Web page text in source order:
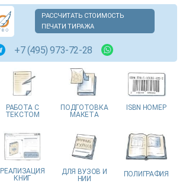
РАССЧИТАТЬ СТОИМОСТЬ
ПЕЧАТИ ТИРАЖА
+7 (495) 973-72-28
РАБОТА С
ТЕКСТОМ
ПОДГОТОВКА
МАКЕТА
ISBN НОМЕР
РЕАЛИЗАЦИЯ
КНИГ
ДЛЯ ВУЗОВ И
НИИ
ПОЛИГРАФИЯ